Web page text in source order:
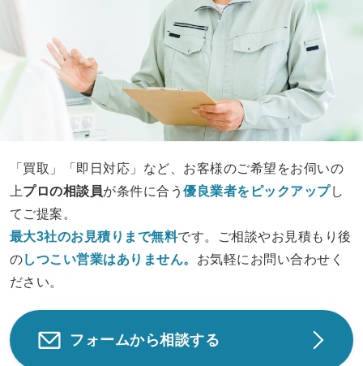
「買取」「即日対応」など、お客様のご希望をお伺いの
上プロの相談員が条件に合う優良業者をピックアップし
てご提案。
最大3社のお見積りまで無料です。ご相談やお見積もり後
のしつこい営業はありません。 お気軽にお問い合わせく
ださい。
フォームから相談する